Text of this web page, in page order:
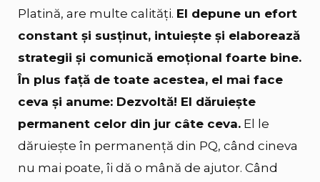
Platină, are multe calități. El depune un efort
constant și susținut, intuiește și elaborează
strategii și comunică emoțional foarte bine.
În plus față de toate acestea, el mai face
ceva și anume: Dezvoltă! El dăruiește
permanent celor din jur câte ceva. El le
dăruiește în permanență din PQ, când cineva
nu mai poate, îi dă o mână de ajutor. Când